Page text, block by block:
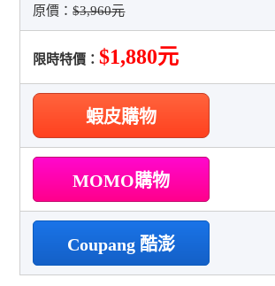
原價：$3,960元
限時特價：$1,880元
蝦皮購物
MOMO購物
Coupang 酷澎